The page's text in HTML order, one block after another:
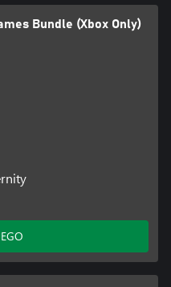
Bundle (Xbox Only)